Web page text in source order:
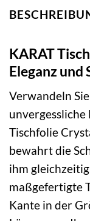
KARAT
Eleganz und
Verwandeln
Tischfolie
bewahrt die
ihm
maßgefertigte
Kante in der